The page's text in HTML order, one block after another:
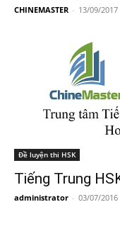
CHINEMASTER - 13/09/2017
Đề luyện thi HSK
Tiếng Trung
administrator - 03/07/2016